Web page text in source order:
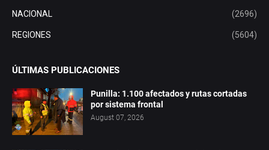
NACIONAL (2696)
REGIONES (5604)
ÚLTIMAS PUBLICACIONES
Punilla: 1.100 afectados y rutas cortadas
por sistema frontal
August 07, 2026